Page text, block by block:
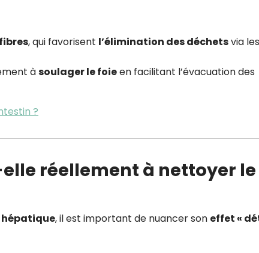
, qui favorisent l’élimination des déchetsvia les
àsoulager le foieen facilitant l’évacuation des
?
réellement à nettoyer le
, il est important de nuancer son effet «